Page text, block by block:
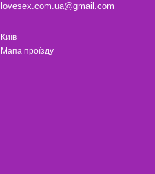
lovesex.com.ua@gmail.com
Київ
Мапа проїзду